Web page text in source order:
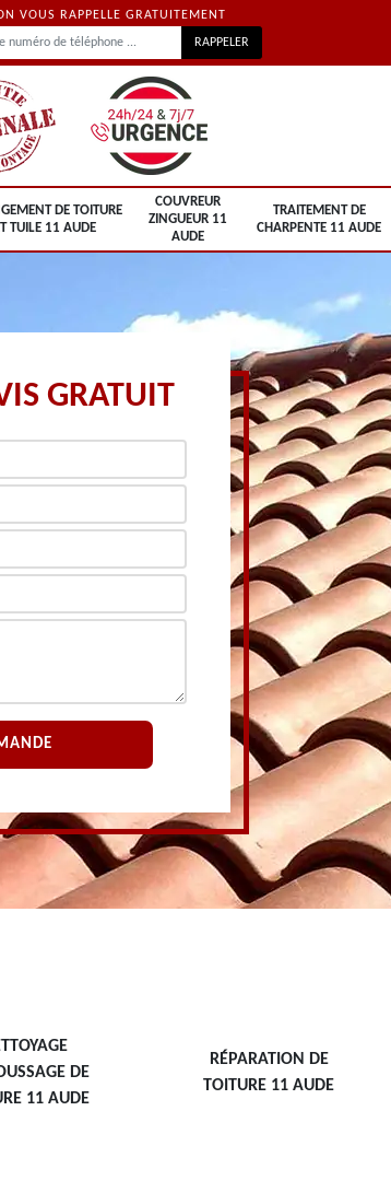
VOUS RAPPELLE GRATUITEMENT
DE TOITURE
TUILE 11 AUDE
COUVREUR
ZINGUEUR 11
AUDE
TRAITEMENT DE
CHARPENTE 11 AUDE
GRATUIT
DE
11 AUDE
RÉPARATION DE
TOITURE 11 AUDE